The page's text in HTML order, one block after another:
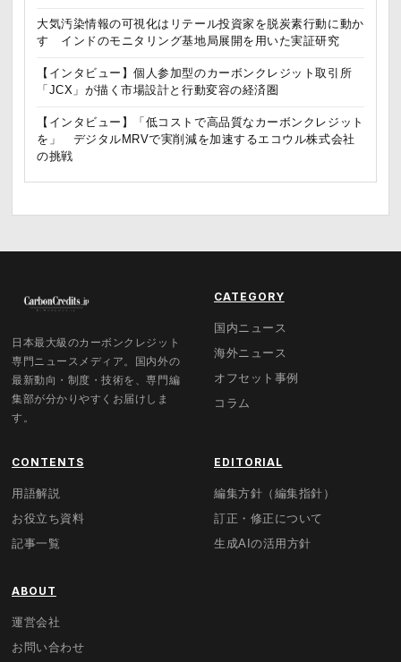
大気汚染情報の可視化はリテール投資家を脱炭素行動に動か
す インドのモニタリング基地局展開を用いた実証研究
【インタビュー】個人参加型のカーボンクレジット取引所
「JCX」が描く市場設計と行動変容の経済圏
【インタビュー】「低コストで高品質なカーボンクレジット
を」 デジタルMRVで実削減を加速するエコウル株式会社
の挑戦
日本最大級のカーボンクレジット
専門ニュースメディア。国内外の
最新動向・制度・技術を、専門編
集部が分かりやすくお届けしま
す。
CATEGORY
国内ニュース
海外ニュース
オフセット事例
コラム
CONTENTS
用語解説
お役立ち資料
記事一覧
EDITORIAL
編集方針（編集指針）
訂正・修正について
生成AIの活用方針
ABOUT
運営会社
お問い合わせ